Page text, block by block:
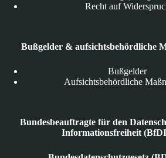
Recht auf
Bußgelder & aufsichtsbehördliche
Bußgelder
Aufsichtsbehördliche
Bundesbeauftragte für den
Informationsfreiheit